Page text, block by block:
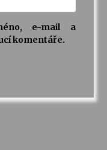
e-mail a
komentáře.